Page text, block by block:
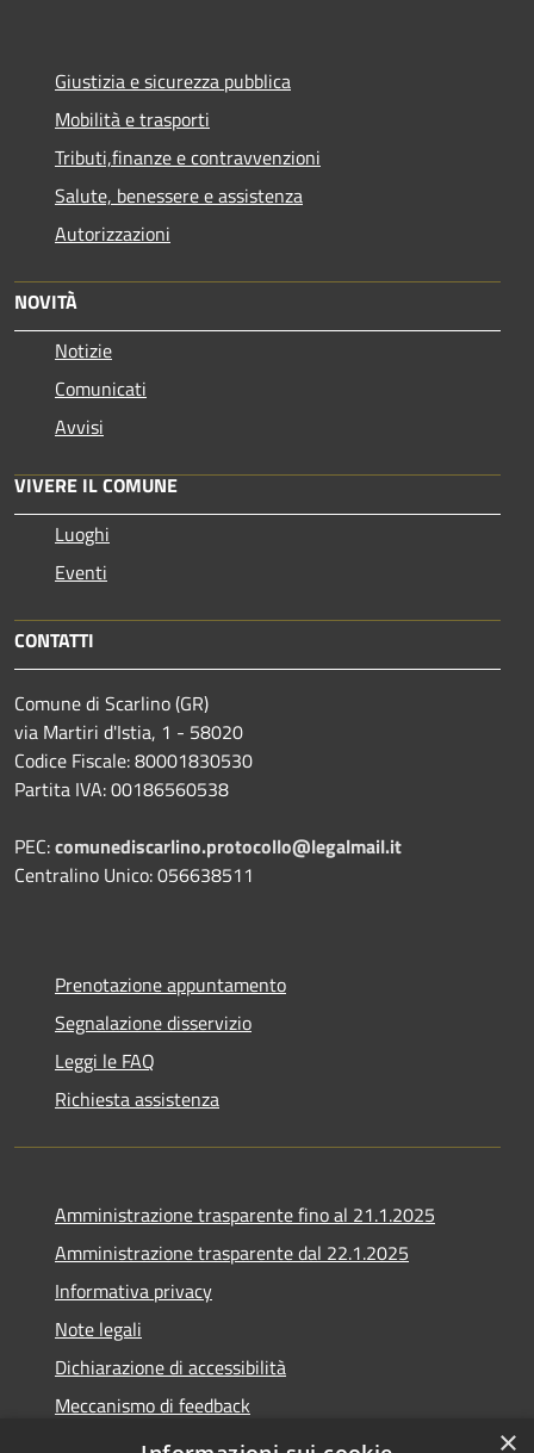
Giustizia e sicurezza pubblica
Mobilità e trasporti
Tributi,finanze e contravvenzioni
Salute, benessere e assistenza
Autorizzazioni
NOVITÀ
Notizie
Comunicati
Avvisi
VIVERE IL COMUNE
Luoghi
Eventi
CONTATTI
Comune di Scarlino (GR)
via Martiri d'Istia, 1 - 58020
Codice Fiscale: 80001830530
Partita IVA: 00186560538
PEC:comunediscarlino.protocollo@legalmail.it
Centralino Unico: 056638511
Prenotazione appuntamento
Segnalazione disservizio
Leggi le FAQ
Richiesta assistenza
Amministrazione trasparente fino al 21.1.2025
Amministrazione trasparente dal 22.1.2025
Informativa privacy
Note legali
Dichiarazione di accessibilità
Meccanismo di feedback
Whistleblowing
×